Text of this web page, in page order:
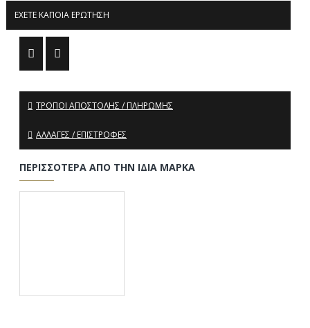
ΈΧΕΤΕ ΚΆΠΟΙΑ ΕΡΏΤΗΣΗ
ΤΡΌΠΟΙ ΑΠΟΣΤΟΛΉΣ / ΠΛΗΡΩΜΉΣ
ΑΛΛΑΓΈΣ / ΕΠΙΣΤΡΟΦΈΣ
ΠΕΡΙΣΣΌΤΕΡΑ ΑΠΌ ΤΗΝ ΊΔΙΑ ΜΆΡΚΑ